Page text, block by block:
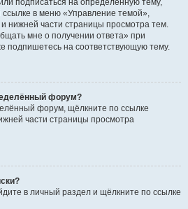
подписаться на определённую тему,
в меню «Управление темой»,
нижней части страницы просмотра тем.
мне о получении ответа» при
подпишетесь на соответствующую тему.
форум?
форум, щёлкните по ссылке
части страницы просмотра
в личный раздел и щёлкните по ссылке